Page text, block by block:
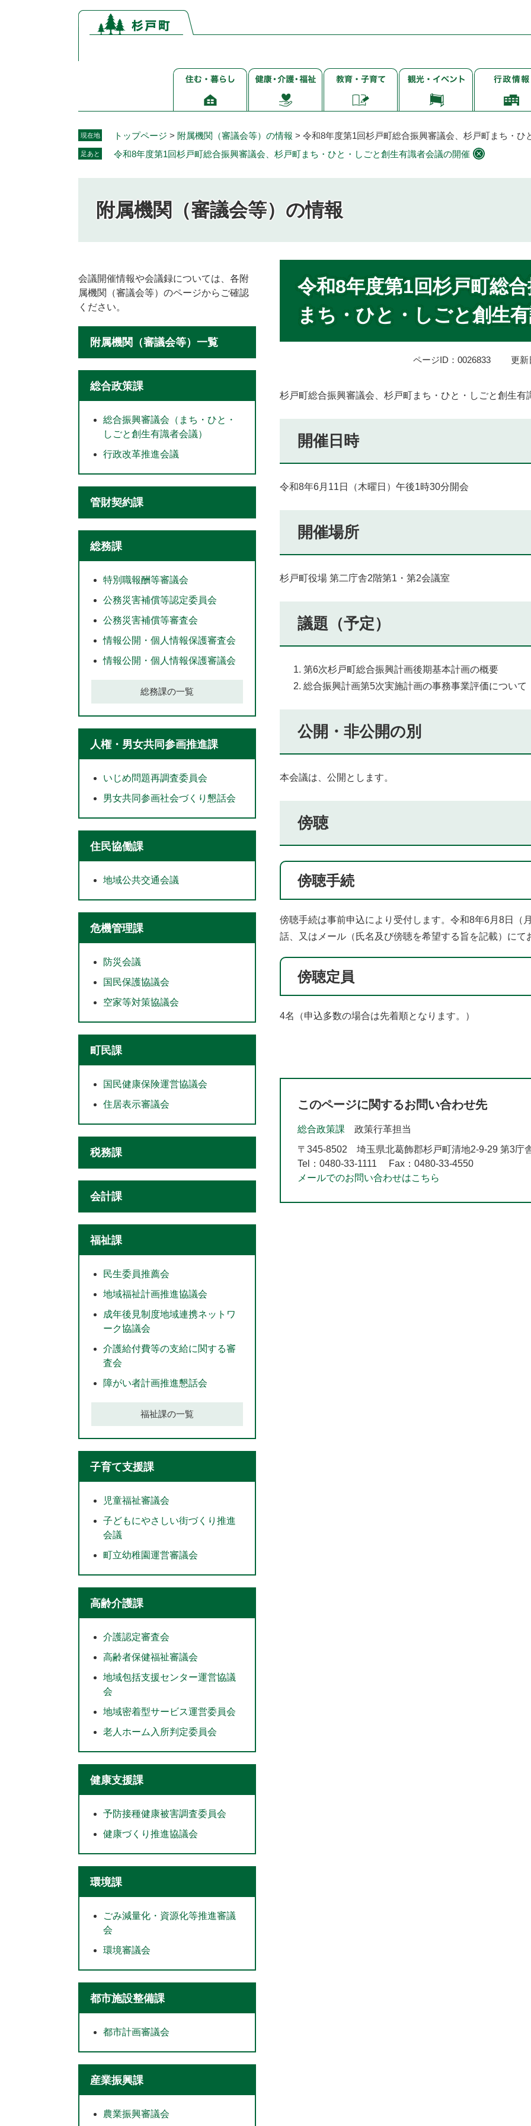
住
し
健
福
子
学・
育
観
ン
行
現在地 トップページ > 附属機関（審議会等）の情報 > 令和8年度第1回杉戸町総合振興審議会、杉戸町まち・ひ
足あと 令和8年度第1回杉戸町総合振興審議会、杉戸町まち・ひと・しごと創生有識者会議の開催
附属機関（審議会等）の情報
令和8年度第1回杉戸町総
まち・ひと・しごと創生
ページID：0026833 更新
杉戸町総合振興審議会、杉戸町まち・ひと・しごと創生
開催日時
令和8年6月11日（木曜日）午後1時30分開会
開催場所
杉戸町役場 第二庁舎2階第1・第2会議室
議題（予定）
第6次杉戸町総合振興計画後期基本計画の概要
総合振興計画第5次実施計画の事務事業評価について
公開・非公開の別
本会議は、公開とします。
傍聴
傍聴手続
傍聴手続は事前申込により受付します。令和8年6月8日（
話、又はメール（氏名及び傍聴を希望する旨を記載）にて
傍聴定員
4名（申込多数の場合は先着順となります。）
このページに関するお問い合わせ先
総合政策課
政策行革担当
〒345-8502
埼玉県北葛飾郡杉戸町清地2-9-29 第3庁
Tel：0480-33-1111
Fax：0480-33-4550
メールでのお問い合わせはこちら
会議開催情報や会議録については、各附
属機関（審議会等）のページからご確認
ください。
附属機関（審議会等）一覧
総合政策課
総合振興審議会（まち・ひと・
しごと創生有識者会議）
行政改革推進会議
管財契約課
総務課
特別職報酬等審議会
公務災害補償等認定委員会
公務災害補償等審査会
情報公開・個人情報保護審査会
情報公開・個人情報保護審議会
総務課の一覧
人権・男女共同参画推進課
いじめ問題再調査委員会
男女共同参画社会づくり懇話会
住民協働課
地域公共交通会議
危機管理課
防災会議
国民保護協議会
空家等対策協議会
町民課
国民健康保険運営協議会
住居表示審議会
税務課
会計課
福祉課
民生委員推薦会
地域福祉計画推進協議会
成年後見制度地域連携ネットワ
ーク協議会
介護給付費等の支給に関する審
査会
障がい者計画推進懇話会
福祉課の一覧
子育て支援課
児童福祉審議会
子どもにやさしい街づくり推進
会議
町立幼稚園運営審議会
高齢介護課
介護認定審査会
高齢者保健福祉審議会
地域包括支援センター運営協議
会
地域密着型サービス運営委員会
老人ホーム入所判定委員会
健康支援課
予防接種健康被害調査委員会
健康づくり推進協議会
環境課
ごみ減量化・資源化等推進審議
会
環境審議会
都市施設整備課
都市計画審議会
産業振興課
農業振興審議会